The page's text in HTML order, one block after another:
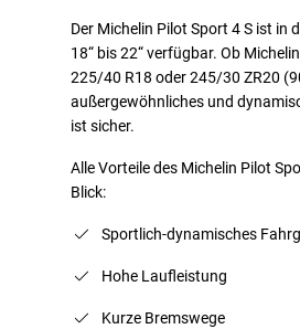
Der Michelin Pilot Sport 4 S ist in
18“ bis 22“ verfügbar. Ob
225/40 R18 oder 245/30 ZR20
außergewöhnliches und
ist sicher.
Alle Vorteile des Michelin Pilot
Blick:
Sportlich-dynamisches
Hohe Laufleistung
Kurze Bremswege